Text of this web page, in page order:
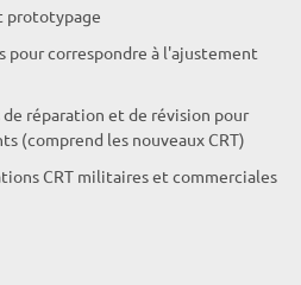
prototypage
pour correspondre à l'ajustement
réparation et de révision pour
(comprend les nouveaux CRT)
CRT militaires et commerciales